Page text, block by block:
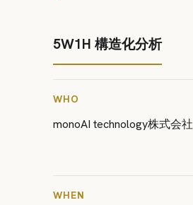
5W1H 構造化分析
WHO
monoAI technology株式会社
WHEN